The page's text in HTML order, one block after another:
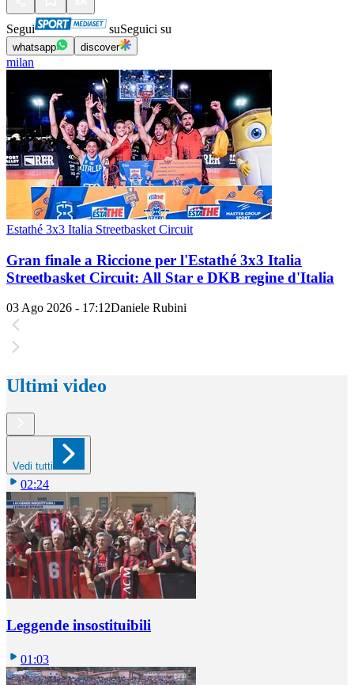
Segui suSeguici su
whatsapp discover
milan
Estathé 3x3 Italia Streetbasket Circuit
Gran finale a Riccione per l'Estathé 3x3 Italia
Streetbasket Circuit: All Star e DKB regine d'Italia
03 Ago 2026 - 17:12Daniele Rubini
Ultimi video
Vedi tutti
02:24
Leggende insostituibili
01:03